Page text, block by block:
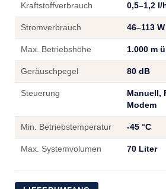
Kraftstoffverbrauch 0,5–1,2 l/
Stromverbrauch 46–113 W
Max. Betriebshöhe 1.000 m
Geräuschpegel 80 dB
Steuerung
Manuell,
Modem
Min. Betriebstemperatur -45 °C
Max. Systemvolumen 70 Liter